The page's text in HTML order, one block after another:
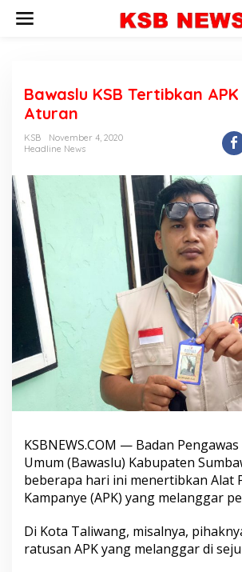
Bawaslu KSB Tertibkan
Aturan
KSB
November 4, 2020
Headline News
KSBNEWS.COM — Badan
Umum (Bawaslu) Kabupaten
beberapa hari ini menertibkan Alat
Kampanye (APK) yang melanggar
Di Kota Taliwang, misalnya,
ratusan APK yang melanggar di